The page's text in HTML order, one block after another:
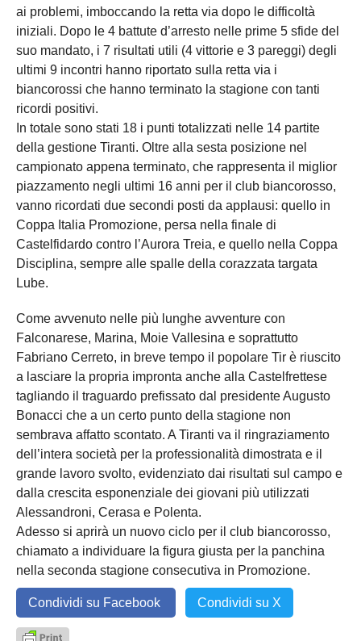
ai problemi, imboccando la retta via dopo le difficoltà
iniziali. Dopo le 4 battute d’arresto nelle prime 5 sfide del
suo mandato, i 7 risultati utili (4 vittorie e 3 pareggi) degli
ultimi 9 incontri hanno riportato sulla retta via i
biancorossi che hanno terminato la stagione con tanti
ricordi positivi.
In totale sono stati 18 i punti totalizzati nelle 14 partite
della gestione Tiranti. Oltre alla sesta posizione nel
campionato appena terminato, che rappresenta il miglior
piazzamento negli ultimi 16 anni per il club biancorosso,
vanno ricordati due secondi posti da applausi: quello in
Coppa Italia Promozione, persa nella finale di
Castelfidardo contro l’Aurora Treia, e quello nella Coppa
Disciplina, sempre alle spalle della corazzata targata
Lube.
Come avvenuto nelle più lunghe avventure con
Falconarese, Marina, Moie Vallesina e soprattutto
Fabriano Cerreto, in breve tempo il popolare Tir è riuscito
a lasciare la propria impronta anche alla Castelfrettese
tagliando il traguardo prefissato dal presidente Augusto
Bonacci che a un certo punto della stagione non
sembrava affatto scontato. A Tiranti va il ringraziamento
dell’intera società per la professionalità dimostrata e il
grande lavoro svolto, evidenziato dai risultati sul campo e
dalla crescita esponenziale dei giovani più utilizzati
Alessandroni, Cerasa e Polenta.
Adesso si aprirà un nuovo ciclo per il club biancorosso,
chiamato a individuare la figura giusta per la panchina
nella seconda stagione consecutiva in Promozione.
Condividi su Facebook Condividi su X